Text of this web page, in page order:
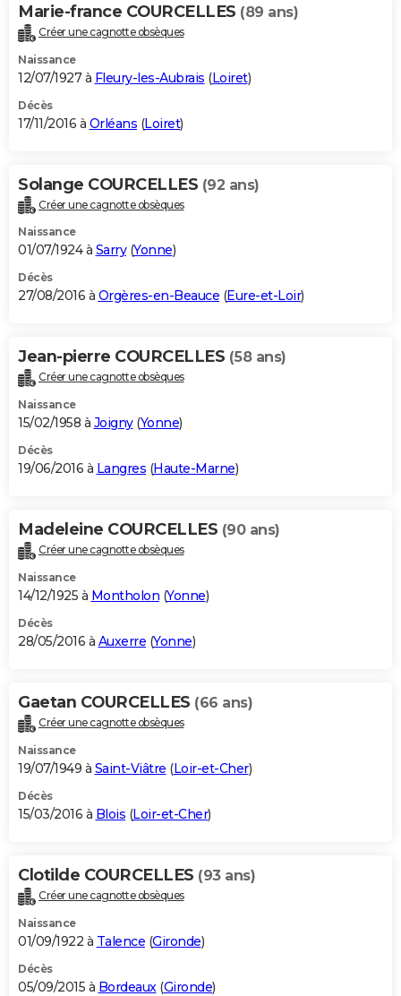
Marie-france COURCELLES (89 ans)
Créer une cagnotte obsèques
Naissance
12/07/1927 à Fleury-les-Aubrais (Loiret)
Décès
17/11/2016 à Orléans (Loiret)
Solange COURCELLES (92 ans)
Créer une cagnotte obsèques
Naissance
01/07/1924 à Sarry(Yonne)
Décès
27/08/2016 à Orgères-en-Beauce (Eure-et-Loir)
Jean-pierre COURCELLES (58 ans)
Créer une cagnotte obsèques
Naissance
15/02/1958 à Joigny(Yonne)
Décès
19/06/2016 à Langres (Haute-Marne)
Madeleine COURCELLES (90 ans)
Créer une cagnotte obsèques
Naissance
14/12/1925 à Montholon (Yonne)
Décès
28/05/2016 à Auxerre (Yonne)
Gaetan COURCELLES (66 ans)
Créer une cagnotte obsèques
Naissance
19/07/1949 à Saint-Viâtre (Loir-et-Cher)
Décès
15/03/2016 à Blois (Loir-et-Cher)
Clotilde COURCELLES (93 ans)
Créer une cagnotte obsèques
Naissance
01/09/1922 à Talence (Gironde)
Décès
05/09/2015 à Bordeaux(Gironde)